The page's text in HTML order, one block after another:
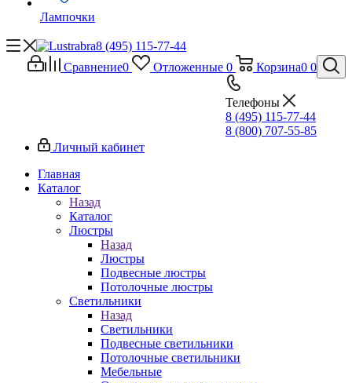
Лампочки
Сравнение0 Отложенные 0 Корзина0 0
Телефоны
8 (495) 115-77-44
8 (800) 707-55-85
8 (495) 115-77-44
Личный кабинет
Главная
Каталог
Назад
Каталог
Люстры
Назад
Люстры
Подвесные люстры
Потолочные люстры
Светильники
Назад
Светильники
Подвесные светильники
Потолочные светильники
Мебельные